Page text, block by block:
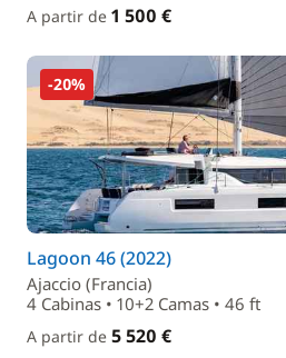
A partir de 1 500 €
-20%
Lagoon 46 (2022)
Ajaccio (Francia)
4 Cabinas • 10+2 Camas • 46 ft
A partir de 5 520 €